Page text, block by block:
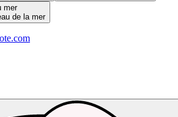
mer
de la mer